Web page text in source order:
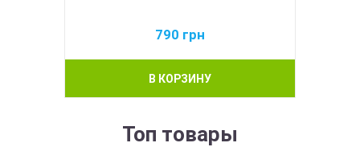
790 грн
В КОРЗИНУ
Топ товары